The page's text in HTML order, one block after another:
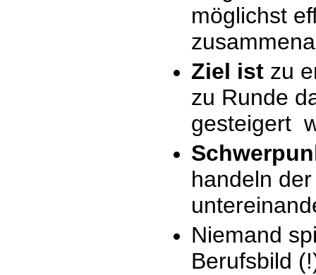
möglichst
Ziel ist zu
zu Runde
gesteigert
handeln der
Niemand
Berufsbild